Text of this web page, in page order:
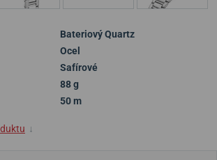
Bateriový Quartz
Ocel
Safírové
88 g
50 m
↓